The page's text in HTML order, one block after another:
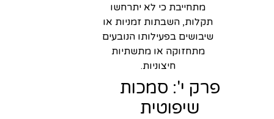
מתחייבת כי לא יתרחשו
תקלות, השבתות זמניות או
שיבושים בפעילותו הנובעים
מתחזוקה או מתשתיות
חיצוניות.
פרק י': סמכות
שיפוטית